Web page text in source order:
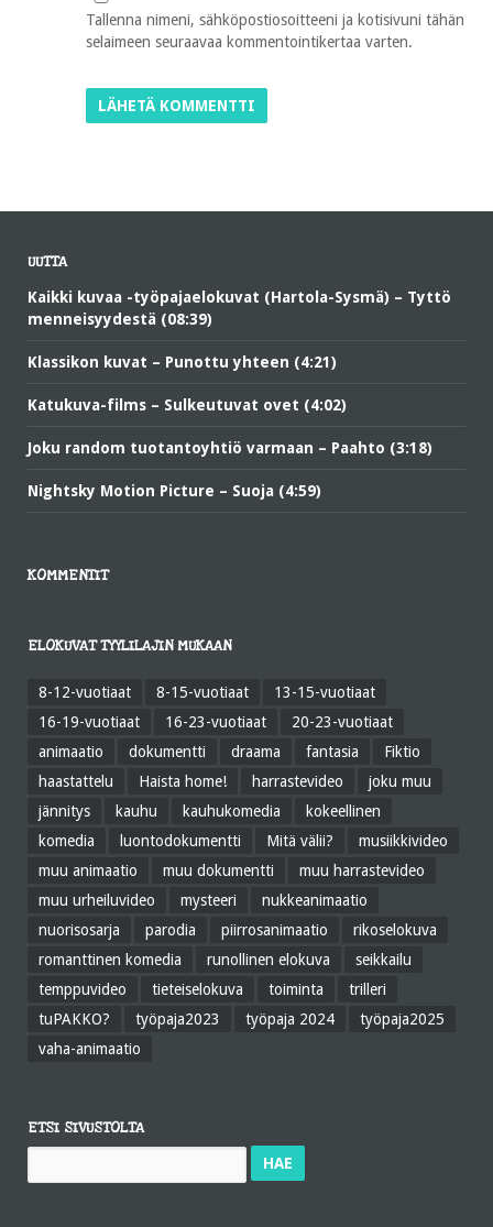
Tallenna nimeni, sähköpostiosoitteeni ja kotisivuni tähän
selaimeen seuraavaa kommentointikertaa varten.
UUTTA
Kaikki kuvaa -työpajaelokuvat (Hartola-Sysmä) – Tyttö
menneisyydestä (08:39)
Klassikon kuvat – Punottu yhteen (4:21)
Katukuva-films – Sulkeutuvat ovet (4:02)
Joku random tuotantoyhtiö varmaan – Paahto (3:18)
Nightsky Motion Picture – Suoja (4:59)
KOMMENTIT
ELOKUVAT TYYLILAJIN MUKAAN
8-12-vuotiaat 8-15-vuotiaat
13-15-vuotiaat
16-19-vuotiaat
16-23-vuotiaat
20-23-vuotiaat
animaatio
dokumentti draama fantasia
Fiktio
haastattelu
Haista home! harrastevideo
joku muu
jännitys
kauhu kauhukomedia
kokeellinen
komedia
luontodokumentti Mitä välii?
musiikkivideo
muu animaatio
muu dokumentti
muu harrastevideo
muu urheiluvideo
mysteeri
nukkeanimaatio
nuorisosarja
parodia piirrosanimaatio
rikoselokuva
romanttinen komedia
runollinen elokuva
seikkailu
temppuvideo
tieteiselokuva toiminta
trilleri
tuPAKKO?
työpaja2023 työpaja 2024
työpaja2025
vaha-animaatio
ETSI SIVUSTOLTA